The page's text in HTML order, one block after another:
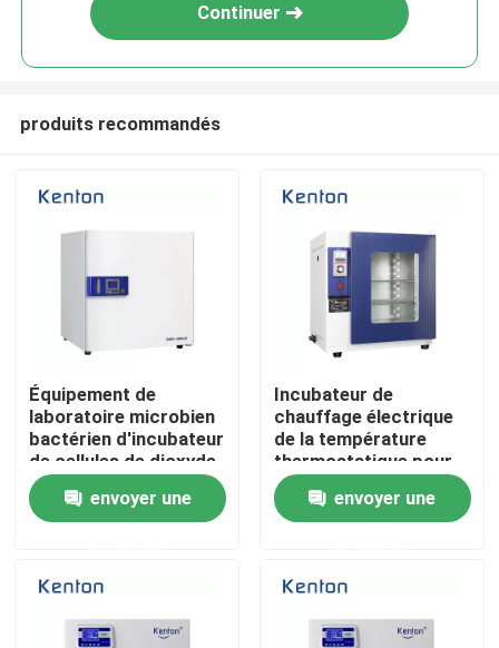
Accueil
Contacts
Continuer
produits recommandés
Équipement de
laboratoire microbien
bactérien d'incubateur
de cellules de dioxyde
de carbone de la veste
d'eau IRenvoyer une
Incubateur de
chauffage électrique
de la température
thermostatique pour
le laboratoire
envoyer une